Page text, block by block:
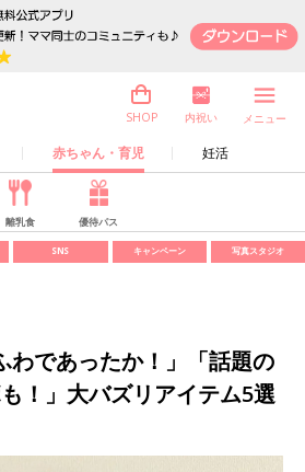
赤ちゃん・育児 妊活
SHOP 内祝い メニュー
離乳食 優待パス
SNS キャンペーン 写真スタジオ
わであったか！」「話題の
！」大バズリアイテム5選